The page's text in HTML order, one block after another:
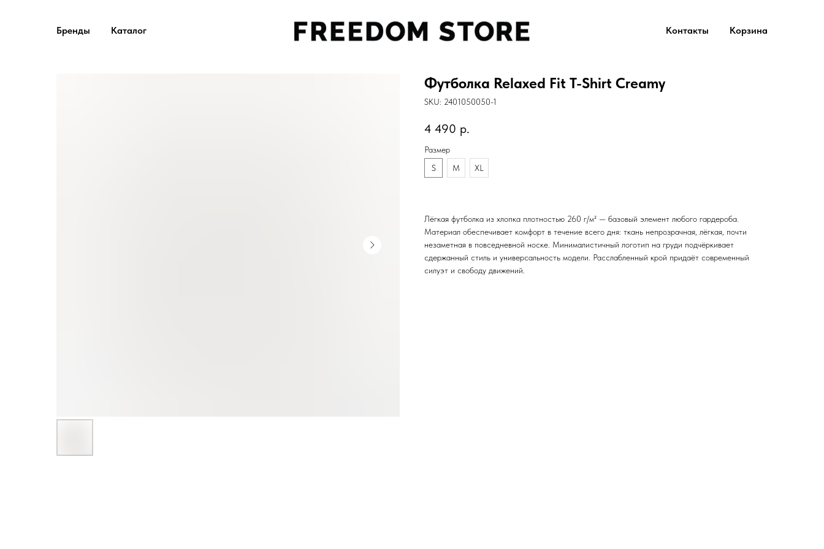
Бренды Каталог Контакты Корзина
Футболка Relaxed Fit T-Shirt Creamy
SKU: 2401050050-1
4 490 р.
Размер
S
M XL
Лёгкая футболка из хлопка плотностью 260 г/м² — базовый элемент любого гардероба.
Материал обеспечивает комфорт в течение всего дня: ткань непрозрачная, лёгкая, почти
незаметная в повседневной носке. Минималистичный логотип на груди подчёркивает
сдержанный стиль и универсальность модели. Расслабленный крой придаёт современный
силуэт и свободу движений.